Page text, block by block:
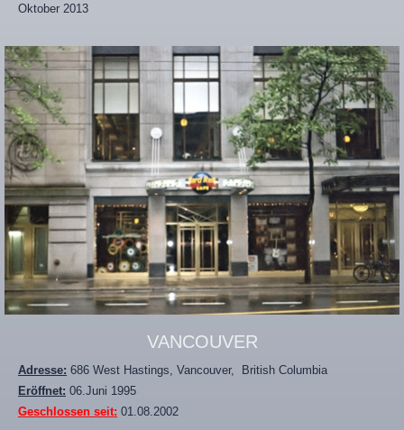
Oktober 2013
VANCOUVER
Adresse: 686 West Hastings, Vancouver, British Columbia
Eröffnet: 06.Juni 1995
Geschlossen seit: 01.08.2002